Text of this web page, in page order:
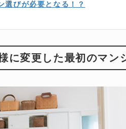
選びが必要となる！？
に変更した最初のマン